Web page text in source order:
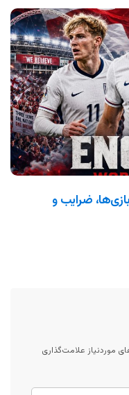
۲۰۲۶: ترکیب، بازی‌ها، ضرایب و
موردنیاز علامت‌گذاری